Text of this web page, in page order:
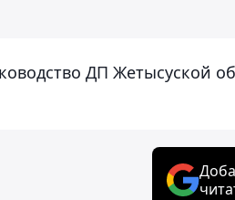
ДП Жетысуской